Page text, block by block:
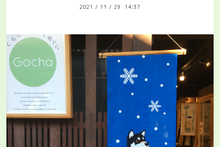
2021 / 11 / 29 14:37